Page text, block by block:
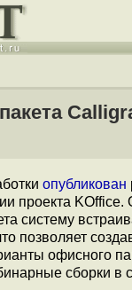
опубликован
проекта
систему
позволяет
офисного
сборки в